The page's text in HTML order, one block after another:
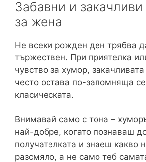
Забавни и закачливи
за жена
Не всеки рожден ден трябва
тържествен. При приятелка
чувство за хумор, закачливата
често остава по-запомняща
класическата.
Внимавай само с тона –
най-добре, когато познаваш
получателката и знаеш какво
разсмяло, а не само теб